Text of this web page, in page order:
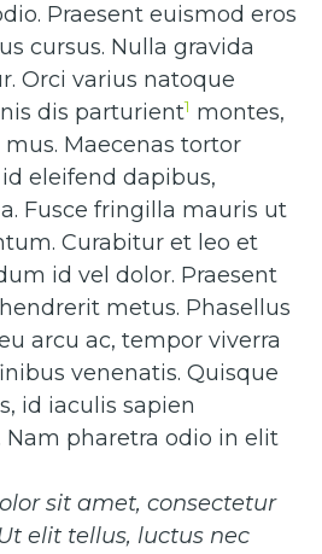
Praesent euismod eros
cursus. Nulla gravida
Orci varius natoque
dis parturient1 montes,
Maecenas tortor
eleifend dapibus,
Fusce fringilla mauris ut
Curabitur et leo et
id vel dolor. Praesent
metus. Phasellus
arcu ac, tempor viverra
venenatis. Quisque
id iaculis sapien
pharetra odio in elit
sit amet, consectetur
elit tellus, luctus nec